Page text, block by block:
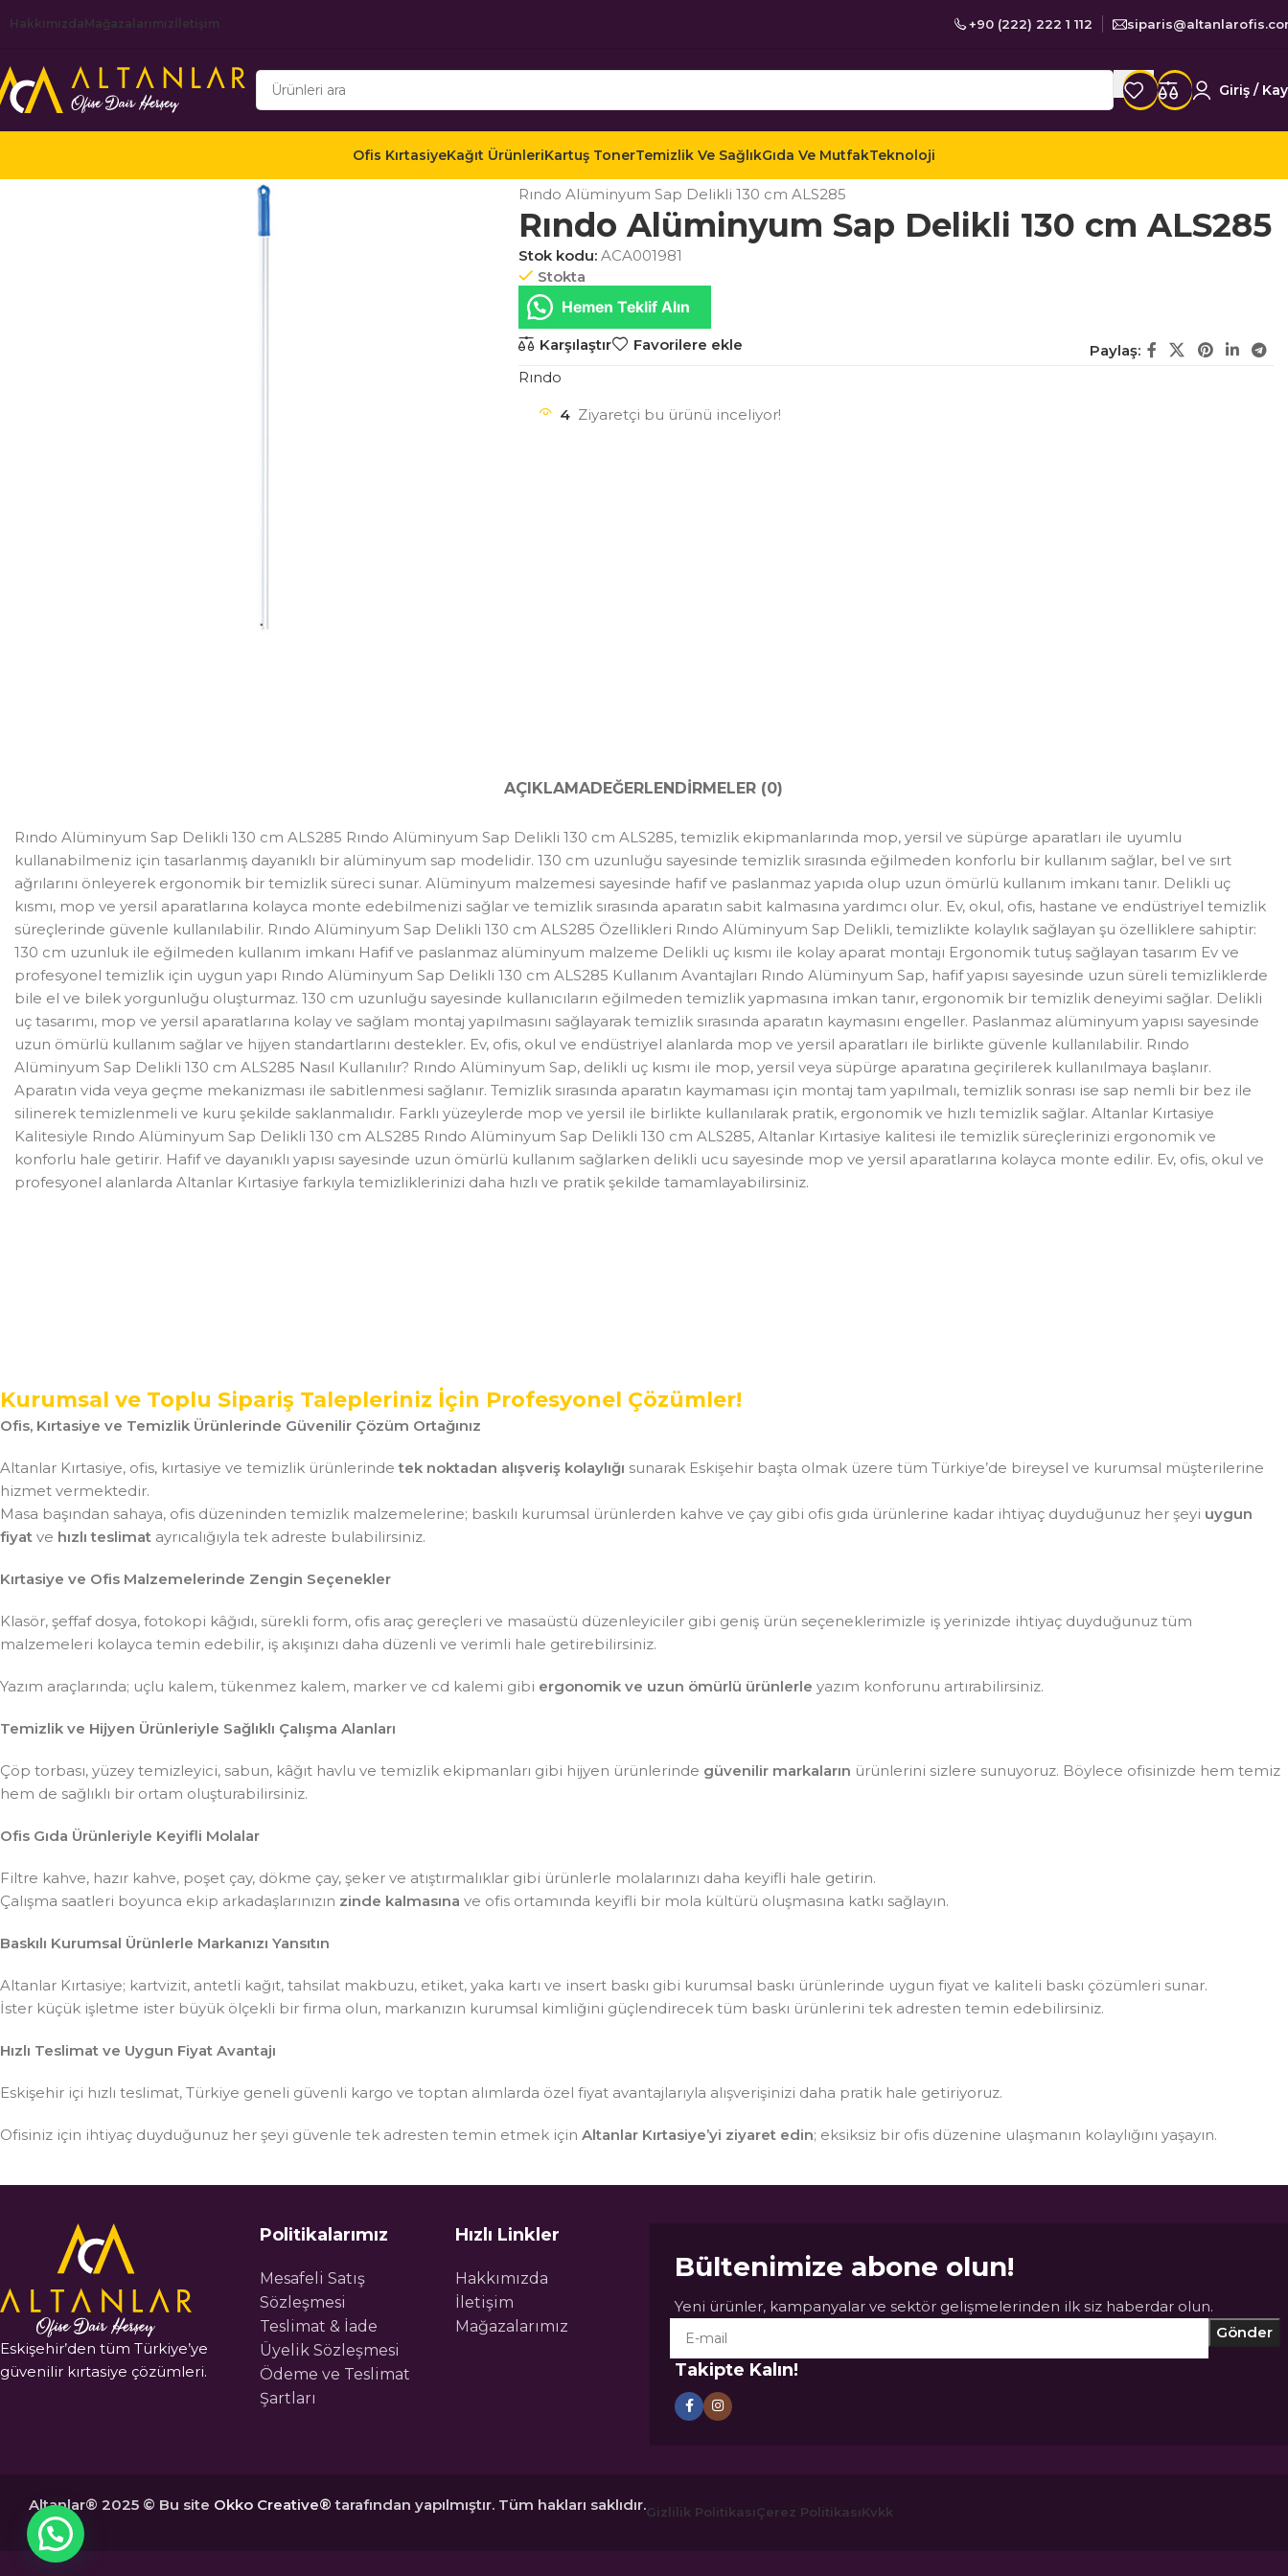
HakkımızdaMağazalarımız İletişim +90 (222) 222 1 112
Giriş /
Ofis KırtasiyeKağıt ÜrünleriKartuş TonerTemizlik Ve SağlıkGıda Ve MutfakTeknoloji
Rındo Alüminyum Sap Delikli 130 cm ALS285
Rındo Alüminyum Sap Delikli 130 cm ALS285
Stok kodu: ACA001981
Stokta
Hemen Teklif Alın
Karşılaştır Favorilere ekle
Paylaş:
Rındo
4 Ziyaretçi bu ürünü inceliyor!
AÇIKLAMADEĞERLENDIRMELER (0)
Rındo Alüminyum Sap Delikli 130 cm ALS285 Rındo Alüminyum Sap Delikli 130 cm ALS285, temizlik ekipmanlarında mop, yersil ve süpürge aparatları ile uyumlu
kullanabilmeniz için tasarlanmış dayanıklı bir alüminyum sap modelidir. 130 cm uzunluğu sayesinde temizlik sırasında eğilmeden konforlu bir kullanım sağlar, bel ve sırt
ağrılarını önleyerek ergonomik bir temizlik süreci sunar. Alüminyum malzemesi sayesinde hafif ve paslanmaz yapıda olup uzun ömürlü kullanım imkanı tanır. Delikli uç
kısmı, mop ve yersil aparatlarına kolayca monte edebilmenizi sağlar ve temizlik sırasında aparatın sabit kalmasına yardımcı olur. Ev, okul, ofis, hastane ve endüstriyel temizlik
süreçlerinde güvenle kullanılabilir. Rındo Alüminyum Sap Delikli 130 cm ALS285 Özellikleri Rındo Alüminyum Sap Delikli, temizlikte kolaylık sağlayan şu özelliklere sahiptir:
130 cm uzunluk ile eğilmeden kullanım imkanı Hafif ve paslanmaz alüminyum malzeme Delikli uç kısmı ile kolay aparat montajı Ergonomik tutuş sağlayan tasarım Ev ve
profesyonel temizlik için uygun yapı Rındo Alüminyum Sap Delikli 130 cm ALS285 Kullanım Avantajları Rındo Alüminyum Sap, hafif yapısı sayesinde uzun süreli temizliklerde
bile el ve bilek yorgunluğu oluşturmaz. 130 cm uzunluğu sayesinde kullanıcıların eğilmeden temizlik yapmasına imkan tanır, ergonomik bir temizlik deneyimi sağlar. Delikli
uç tasarımı, mop ve yersil aparatlarına kolay ve sağlam montaj yapılmasını sağlayarak temizlik sırasında aparatın kaymasını engeller. Paslanmaz alüminyum yapısı sayesinde
uzun ömürlü kullanım sağlar ve hijyen standartlarını destekler. Ev, ofis, okul ve endüstriyel alanlarda mop ve yersil aparatları ile birlikte güvenle kullanılabilir. Rındo
Alüminyum Sap Delikli 130 cm ALS285 Nasıl Kullanılır? Rındo Alüminyum Sap, delikli uç kısmı ile mop, yersil veya süpürge aparatına geçirilerek kullanılmaya başlanır.
Aparatın vida veya geçme mekanizması ile sabitlenmesi sağlanır. Temizlik sırasında aparatın kaymaması için montaj tam yapılmalı, temizlik sonrası ise sap nemli bir bez ile
silinerek temizlenmeli ve kuru şekilde saklanmalıdır. Farklı yüzeylerde mop ve yersil ile birlikte kullanılarak pratik, ergonomik ve hızlı temizlik sağlar. Altanlar Kırtasiye
Kalitesiyle Rındo Alüminyum Sap Delikli 130 cm ALS285 Rındo Alüminyum Sap Delikli 130 cm ALS285, Altanlar Kırtasiye kalitesi ile temizlik süreçlerinizi ergonomik ve
konforlu hale getirir. Hafif ve dayanıklı yapısı sayesinde uzun ömürlü kullanım sağlarken delikli ucu sayesinde mop ve yersil aparatlarına kolayca monte edilir. Ev, ofis, okul ve
profesyonel alanlarda Altanlar Kırtasiye farkıyla temizliklerinizi daha hızlı ve pratik şekilde tamamlayabilirsiniz.
Kurumsal ve Toplu Sipariş Talepleriniz İçin Profesyonel Çözümler!
Ofis, Kırtasiye ve Temizlik Ürünlerinde Güvenilir Çözüm Ortağınız
Altanlar Kırtasiye, ofis, kırtasiye ve temizlik ürünlerindetek noktadan alışveriş kolaylığı sunarak Eskişehir başta olmak üzere tüm Türkiye’de bireysel ve kurumsal müşterilerine
hizmet vermektedir.
Masa başından sahaya, ofis düzeninden temizlik malzemelerine; baskılı kurumsal ürünlerden kahve ve çay gibi ofis gıda ürünlerine kadar ihtiyaç duyduğunuz her şeyi uygun
fiyat ve hızlı teslimat ayrıcalığıyla tek adreste bulabilirsiniz.
Kırtasiye ve Ofis Malzemelerinde Zengin Seçenekler
Klasör, şeffaf dosya, fotokopi kâğıdı, sürekli form, ofis araç gereçleri ve masaüstü düzenleyiciler gibi geniş ürün seçeneklerimizle iş yerinizde ihtiyaç duyduğunuz tüm
malzemeleri kolayca temin edebilir, iş akışınızı daha düzenli ve verimli hale getirebilirsiniz.
Yazım araçlarında; uçlu kalem, tükenmez kalem, marker ve cd kalemi gibi ergonomik ve uzun ömürlü ürünlerle yazım konforunu artırabilirsiniz.
Temizlik ve Hijyen Ürünleriyle Sağlıklı Çalışma Alanları
Çöp torbası, yüzey temizleyici, sabun, kâğıt havlu ve temizlik ekipmanları gibi hijyen ürünlerinde güvenilir markaların ürünlerini sizlere sunuyoruz. Böylece ofisinizde hem temiz
hem de sağlıklı bir ortam oluşturabilirsiniz.
Ofis Gıda Ürünleriyle Keyifli Molalar
Filtre kahve, hazır kahve, poşet çay, dökme çay, şeker ve atıştırmalıklar gibi ürünlerle molalarınızı daha keyifli hale getirin.
Çalışma saatleri boyunca ekip arkadaşlarınızın zinde kalmasına ve ofis ortamında keyifli bir mola kültürü oluşmasına katkı sağlayın.
Baskılı Kurumsal Ürünlerle Markanızı Yansıtın
Altanlar Kırtasiye; kartvizit, antetli kağıt, tahsilat makbuzu, etiket, yaka kartı ve insert baskı gibi kurumsal baskı ürünlerinde uygun fiyat ve kaliteli baskı çözümleri sunar.
İster küçük işletme ister büyük ölçekli bir firma olun, markanızın kurumsal kimliğini güçlendirecek tüm baskı ürünlerini tek adresten temin edebilirsiniz.
Hızlı Teslimat ve Uygun Fiyat Avantajı
Eskişehir içi hızlı teslimat, Türkiye geneli güvenli kargo ve toptan alımlarda özel fiyat avantajlarıyla alışverişinizi daha pratik hale getiriyoruz.
Ofisiniz için ihtiyaç duyduğunuz her şeyi güvenle tek adresten temin etmek için Altanlar Kırtasiye’yi ziyaret edin; eksiksiz bir ofis düzenine ulaşmanın kolaylığını yaşayın.
Eskişehir’den tüm Türkiye’ye
güvenilir kırtasiye çözümleri.
Politikalarımız
Mesafeli Satış
Sözleşmesi
Teslimat & İade
Üyelik Sözleşmesi
Ödeme ve Teslimat
Şartları
Hızlı Linkler
Hakkımızda
İletişim
Mağazalarımız
Bültenimize abone olun!
Yeni ürünler, kampanyalar ve sektör gelişmelerinden ilk siz haberdar olun.
Takipte Kalın!
Altanlar® 2025 © Bu site Okko Creative® tarafından yapılmıştır. Tüm hakları saklıdır.Gizlilik PolitikasıÇerez PolitikasıKvkk